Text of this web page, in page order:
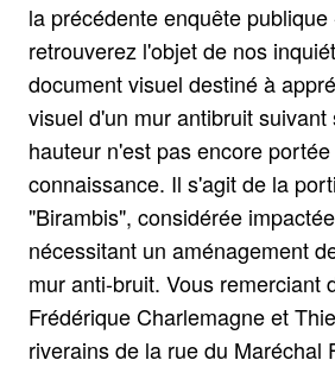
la précédente enquête
retrouverez l'objet de nos
document visuel destiné à
visuel d'un mur antibruit
hauteur n'est pas encore
connaissance. Il s'agit de la
"Birambis", considérée
nécessitant un aménagement
mur anti-bruit. Vous remerciant
Frédérique Charlemagne et
riverains de la rue du Maréchal